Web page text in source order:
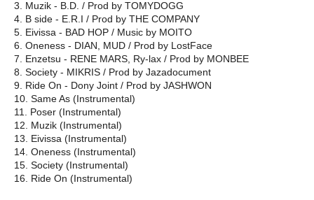
3. Muzik - B.D. / Prod by TOMYDOGG
4. B side - E.R.I / Prod by THE COMPANY
5. Eivissa - BAD HOP / Music by MOITO
6. Oneness - DIAN, MUD / Prod by LostFace
7. Enzetsu - RENE MARS, Ry-lax / Prod by MONBEE
8. Society - MIKRIS / Prod by Jazadocument
9. Ride On - Dony Joint / Prod by JASHWON
10. Same As (Instrumental)
11. Poser (Instrumental)
12. Muzik (Instrumental)
13. Eivissa (Instrumental)
14. Oneness (Instrumental)
15. Society (Instrumental)
16. Ride On (Instrumental)